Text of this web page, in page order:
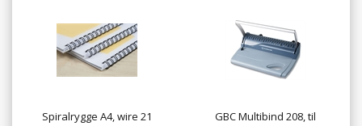
Spiralrygge A4, wire 21
GBC Multibind 208, til